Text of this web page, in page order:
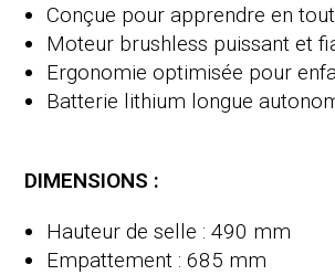
Conçue pour apprendre en
Moteur brushless puissant et
Ergonomie optimisée pour
Batterie lithium longue
DIMENSIONS :
Hauteur de selle : 490 mm
Empattement : 685 mm